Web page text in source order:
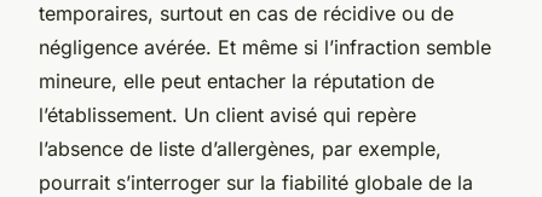
temporaires, surtout en cas de récidive ou de
négligence avérée. Et même si l’infraction semble
mineure, elle peut entacher la réputation de
l’établissement. Un client avisé qui repère
l’absence de liste d’allergènes, par exemple,
pourrait s’interroger sur la fiabilité globale de la